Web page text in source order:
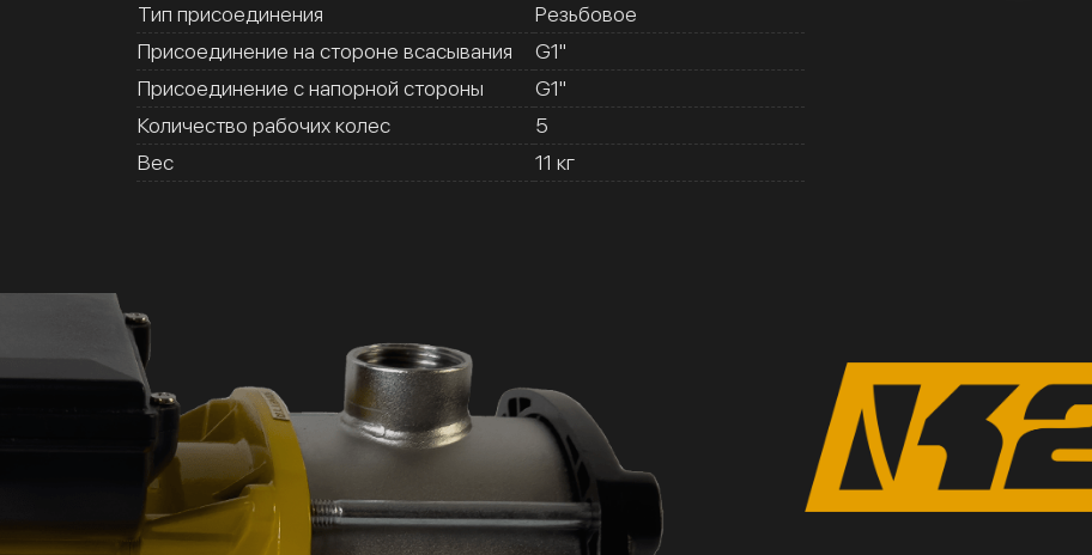
Тип присоединения
Резьбовое
Присоединение на стороне всасывания
G1''
Присоединение с напорной стороны
G1''
Количество рабочих колес
5
Вес
11 кг